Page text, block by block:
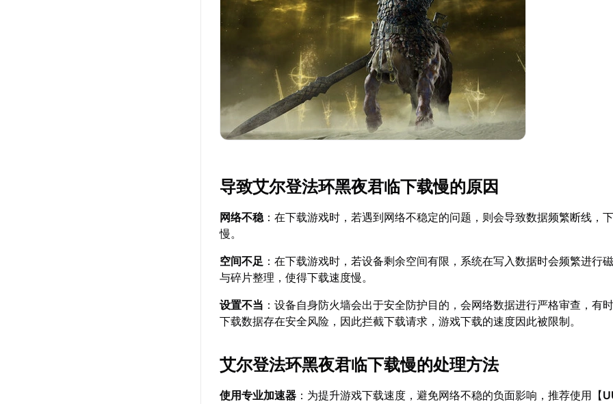
导致艾尔登法环黑夜君临下载慢的原因
网络不稳：在下载游戏时，若遇到网络不稳定的问题，则会导致数据频繁断线，
慢。
空间不足 ：在下载游戏时，若设备剩余空间有限，系统在写入数据时会频繁进行
与碎片整理，使得下载速度慢。
设置不当 ：设备自身防火墙会出于安全防护目的，会网络数据进行严格审查，有
下载数据存在安全风险，因此拦截下载请求，游戏下载的速度因此被限制。
艾尔登法环黑夜君临下载慢的处理方法
使用专业加速器 ：为提升游戏下载速度，避免网络不稳的负面影响，推荐使用【